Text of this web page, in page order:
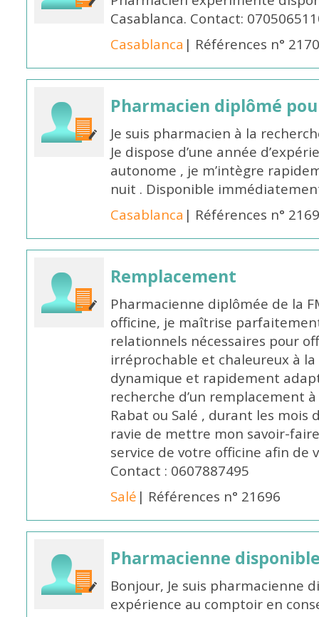
Casablanca. Contact:
Casablanca | Références n°
Pharmacien diplômé
Je suis pharmacien à la
Je dispose d’une année
autonome , je m’intègre
nuit . Disponible
Casablanca | Références n°
Remplacement
Pharmacienne diplômée de la
officine, je maîtrise
relationnels nécessaires pour
irréprochable et chaleureux à
dynamique et rapidement
recherche d’un remplacement
Rabat ou Salé , durant les mois
ravie de mettre mon savoir-
service de votre officine afin de
Contact : 0607887495
Salé | Références n° 21696
Pharmacienne
Bonjour, Je suis pharmacienne
expérience au comptoir en